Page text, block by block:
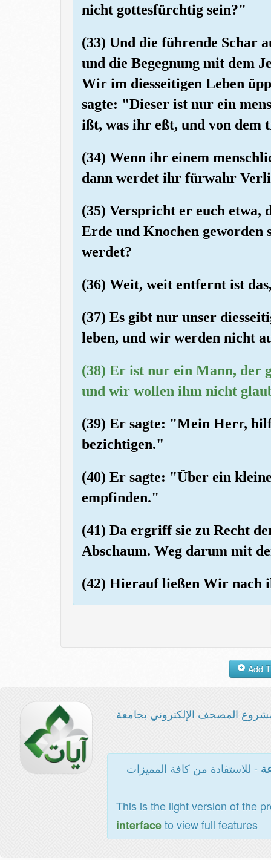
nicht gottesfürchtig sein?"
(33) Und die führende Schar
und die Begegnung mit dem
Wir im diesseitigen Leben
sagte: "Dieser ist nur ein
ißt, was ihr eßt, und von
(34) Wenn ihr einem
dann werdet ihr fürwahr
(35) Verspricht er euch etwa,
Erde und Knochen
werdet?
(36) Weit, weit entfernt ist
(37) Es gibt nur unser
leben, und wir werden nicht
(38) Er ist nur ein Mann, der
und wir wollen ihm nicht
(39) Er sagte: "Mein Herr,
bezichtigen."
(40) Er sagte: "Über ein
empfinden."
(41) Da ergriff sie zu Recht
Abschaum. Weg darum mit
(42) Hierauf ließen Wir nach
المصحف الإلكتروني بجامعة
- للاستفادة من كافة المميزات
This is the light version of the
interfaceto view full features